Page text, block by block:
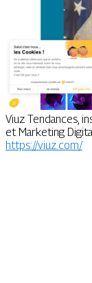
Viuz Tendances,
et Marketing
https://viuz.com/